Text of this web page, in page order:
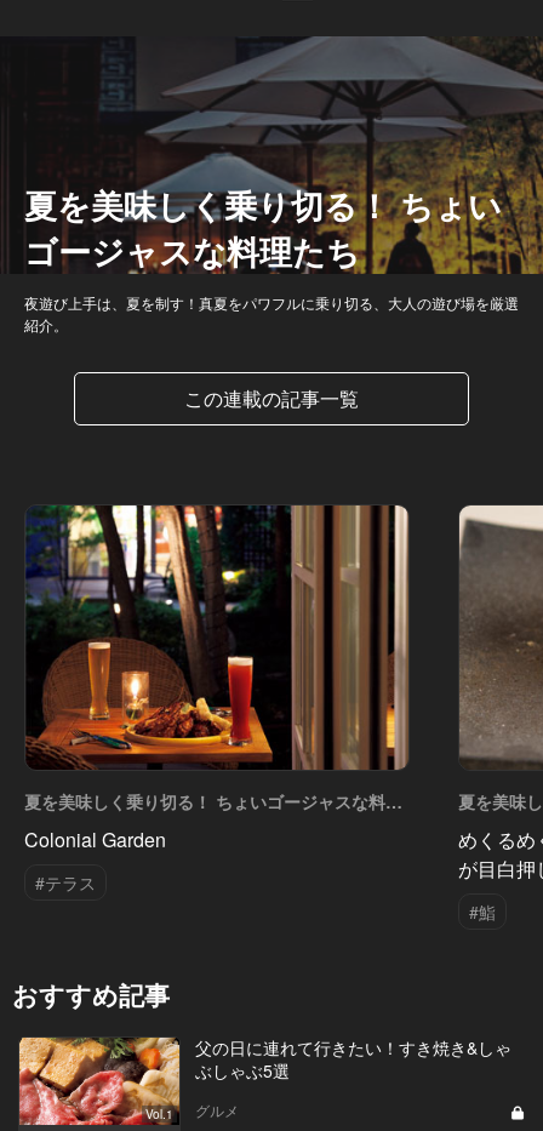
夏を美味しく乗り切る！ ちょい
ゴージャスな料理たち
夜遊び上手は、夏を制す！真夏をパワフルに乗り切る、大人の遊び場を厳選
紹介。
この連載の記事一覧
夏を美味しく乗り切る！ ちょいゴージャスな料理
Colonial Garden
#テラス
夏を美味
めくるめ
が目白押
#鮨
おすすめ記事
Vol.1
父の日に連れて行きたい！すき焼き&しゃ
ぶしゃぶ5選
グルメ